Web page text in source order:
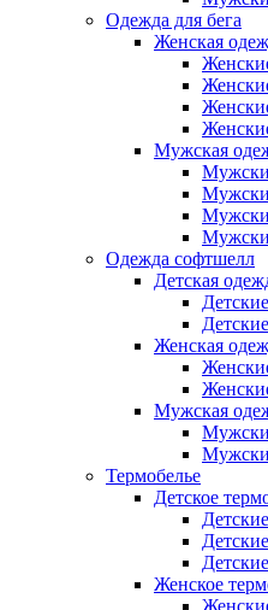
Одежда для бега
Женская
Мужская
Одежда софтшелл
Детская
Женская
Мужская
Термобелье
Детское
Женское